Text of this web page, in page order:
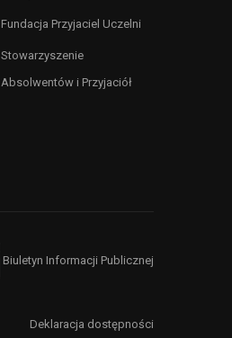
Fundacja Przyjaciel Uczelni
Stowarzyszenie
Absolwentów i Przyjaciół
Biuletyn Informacji Publicznej
Deklaracja dostępności